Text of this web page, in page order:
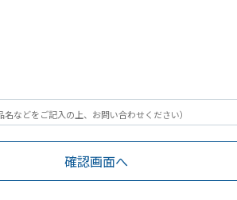
名などをご記入の上、お問い合わせください）